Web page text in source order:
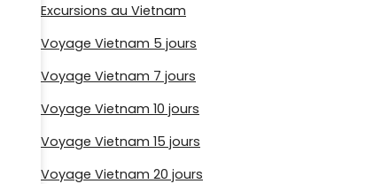
Excursions au Vietnam
Voyage Vietnam 5 jours
Voyage Vietnam 7 jours
Voyage Vietnam 10 jours
Voyage Vietnam 15 jours
Voyage Vietnam 20 jours